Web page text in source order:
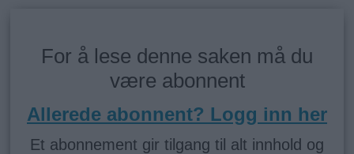
For å lese denne saken må du
være abonnent
Allerede abonnent? Logg inn her
Et abonnement gir tilgang til alt innhold og